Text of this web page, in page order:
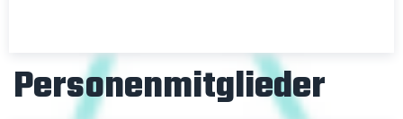
Personenmitglieder